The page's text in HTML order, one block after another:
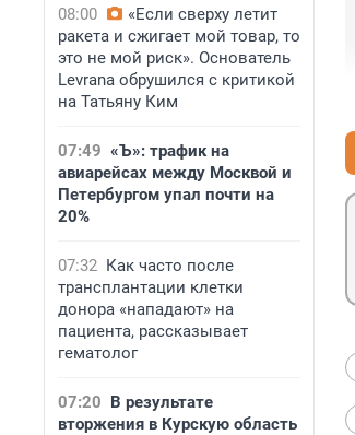
08:00
«Если сверху летит
ракета и сжигает мой товар, то
это не мой риск». Основатель
Levrana обрушился с критикой
на Татьяну Ким
07:49 «Ъ»: трафик на
авиарейсах между Москвой и
Петербургом упал почти на
20%
07:32 Как часто после
трансплантации клетки
донора «нападают» на
пациента, рассказывает
гематолог
07:20 В результате
вторжения в Курскую область